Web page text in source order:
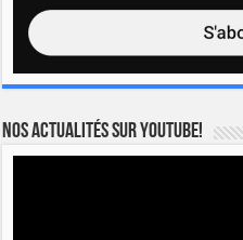
Nos actualités sur YOUTUBE!